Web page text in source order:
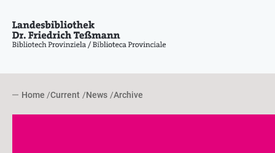
Home Current News Archive